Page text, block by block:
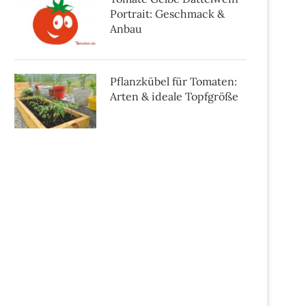
Portrait: Geschmack &
Anbau
Pflanzkübel für Tomaten:
Arten & ideale Topfgröße